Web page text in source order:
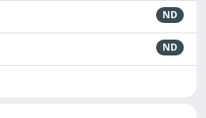
ND
ND